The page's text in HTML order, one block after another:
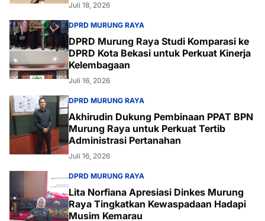
Juli 18, 2026
DPRD MURUNG RAYA
DPRD Murung Raya Studi Komparasi ke
DPRD Kota Bekasi untuk Perkuat Kinerja
Kelembagaan
Juli 16, 2026
DPRD MURUNG RAYA
Akhirudin Dukung Pembinaan PPAT BPN
Murung Raya untuk Perkuat Tertib
Administrasi Pertanahan
Juli 16, 2026
DPRD MURUNG RAYA
Lita Norfiana Apresiasi Dinkes Murung
Raya Tingkatkan Kewaspadaan Hadapi
Musim Kemarau